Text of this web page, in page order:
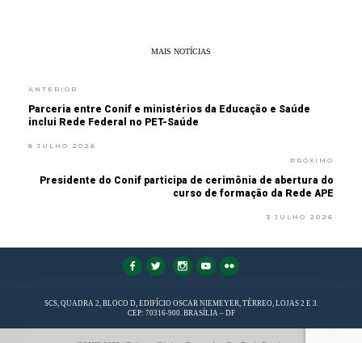
MAIS NOTÍCIAS
ANTERIOR
Parceria entre Conif e ministérios da Educação e Saúde
inclui Rede Federal no PET-Saúde
8 JULHO 2026
PRÓXIMO
Presidente do Conif participa de cerimônia de abertura do
curso de formação da Rede APE
3 JULHO 2026
SCS, QUADRA 2, BLOCO D, EDIFÍCIO OSCAR NIEMEYER, TÉRREO, LOJAS 2 E 3.
CEP: 70316-900. BRASÍLIA – DF